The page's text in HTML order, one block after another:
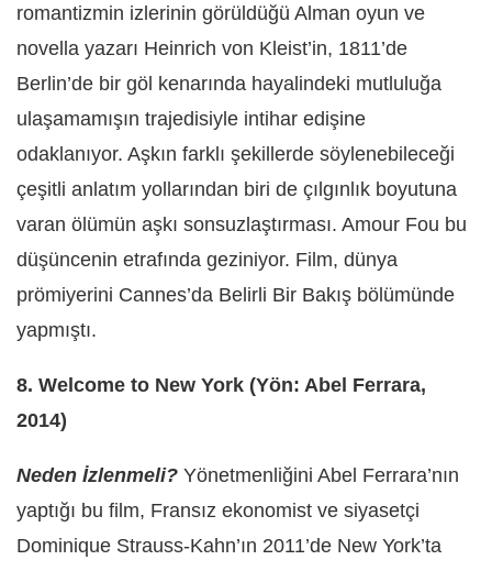
romantizmin izlerinin görüldüğü Alman oyun ve
novella yazarı Heinrich von Kleist’in, 1811’de
Berlin’de bir göl kenarında hayalindeki mutluluğa
ulaşamamışın trajedisiyle intihar edişine
odaklanıyor. Aşkın farklı şekillerde söylenebileceği
çeşitli anlatım yollarından biri de çılgınlık boyutuna
varan ölümün aşkı sonsuzlaştırması. Amour Fou bu
düşüncenin etrafında geziniyor. Film, dünya
prömiyerini Cannes’da Belirli Bir Bakış bölümünde
yapmıştı.
8. Welcome to New York (Yön: Abel Ferrara,
2014)
Neden İzlenmeli? Yönetmenliğini Abel Ferrara’nın
yaptığı bu film, Fransız ekonomist ve siyasetçi
Dominique Strauss-Kahn’ın 2011’de New York’ta